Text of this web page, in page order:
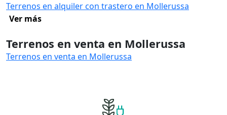
Terrenos en alquiler con trastero en Mollerussa
Ver más
Terrenos en venta en Mollerussa
Terrenos en venta en Mollerussa